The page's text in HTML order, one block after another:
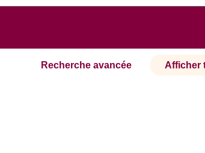
Recherche avancée Afficher